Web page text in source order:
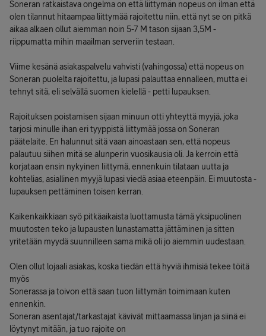
Soneran ratkaistava ongelma on että liittymän nopeus on ilman että
olen tilannut hitaampaa liittymää rajoitettu niin, että nyt se on pitkä
aikaa alkaen ollut aiemman noin 5-7 M tason sijaan 3,5M -
riippumatta mihin maailman serveriin testaan.
Viime kesänä asiakaspalvelu vahvisti (vahingossa) että nopeus on
Soneran puolelta rajoitettu, ja lupasi palauttaa ennalleen, mutta ei
tehnyt sitä, eli selvällä suomen kielellä - petti lupauksen.
Rajoituksen poistamisen sijaan minuun otti yhteyttä myyjä, joka
tarjosi minulle ihan eri tyyppistä liittymää jossa on Soneran
päätelaite. En halunnut sitä vaan ainoastaan sen, että nopeus
palautuu siihen mitä se alunperin vuosikausia oli. Ja kerroin että
korjataan ensin nykyinen liittymä, ennenkuin tilataan uutta ja
kohtelias, asiallinen myyjä lupasi viedä asiaa eteenpäin. Ei muutosta -
lupauksen pettäminen toisen kerran.
Kaikenkaikkiaan syö pitkäaikaista luottamusta tämä yksipuolinen
muutosten teko ja lupausten lunastamatta jättäminen ja sitten
yritetään myydä suunnilleen sama mikä oli jo aiemmin uudestaan.
Olen ollut lojaali asiakas, koska tiedän että hyviä ihmisiä tekee töitä
myös
Sonerassa ja toivon että saan tuon liittymän toimimaan kuten
ennenkin.
Soneran asentajat/tarkastajat kävivät mittaamassa linjan ja siinä ei
löytynyt mitään, ja tuo rajoite on